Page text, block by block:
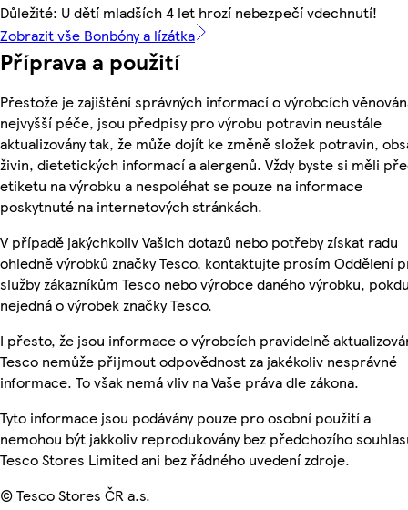
Důležité: U dětí mladších 4 let hrozí nebezpečí vdechnutí!
Zobrazit vše Bonbóny a lízátka
Příprava a použití
Přestože je zajištění správných informací o výrobcích
nejvyšší péče, jsou předpisy pro výrobu potravin neustále
aktualizovány tak, že může dojít ke změně složek potravin,
živin, dietetických informací a alergenů. Vždy byste si měli
etiketu na výrobku a nespoléhat se pouze na informace
poskytnuté na internetových stránkách.
V případě jakýchkoliv Vašich dotazů nebo potřeby získat radu
ohledně výrobků značky Tesco, kontaktujte prosím Oddělení
služby zákazníkům Tesco nebo výrobce daného výrobku,
nejedná o výrobek značky Tesco.
I přesto, že jsou informace o výrobcích pravidelně
Tesco nemůže přijmout odpovědnost za jakékoliv nesprávné
informace. To však nemá vliv na Vaše práva dle zákona.
Tyto informace jsou podávány pouze pro osobní použití a
nemohou být jakkoliv reprodukovány bez předchozího
Tesco Stores Limited ani bez řádného uvedení zdroje.
© Tesco Stores ČR a.s.